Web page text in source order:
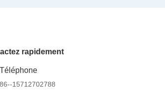
rapidement
Téléphone
86--15712702788